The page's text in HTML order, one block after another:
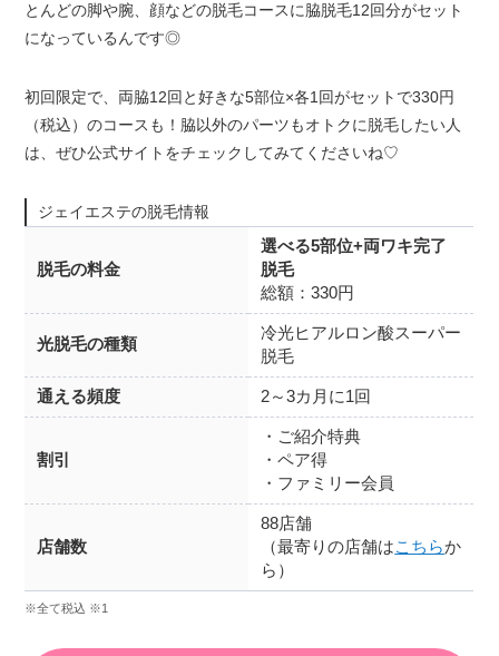
とんどの脚や腕、顔などの脱毛コースに脇脱毛12回分がセット
になっているんです◎
初回限定で、両脇12回と好きな5部位×各1回がセットで330円
（税込）のコースも！脇以外のパーツもオトクに脱毛したい人
は、ぜひ公式サイトをチェックしてみてくださいね♡
ジェイエステの脱毛情報
脱毛の料金
選べる5部位+両ワキ完了
脱毛
総額：330円
光脱毛の種類
冷光ヒアルロン酸スーパー
脱毛
通える頻度 2～3カ月に1回
割引
・ご紹介特典
・ペア得
・ファミリー会員
店舗数
88店舗
（最寄りの店舗はこちらか
ら）
※全て税込 ※1